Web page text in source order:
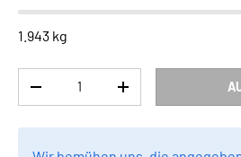
1.943 kg
MENGE VERRINGERNMENGE ERHÖHEN